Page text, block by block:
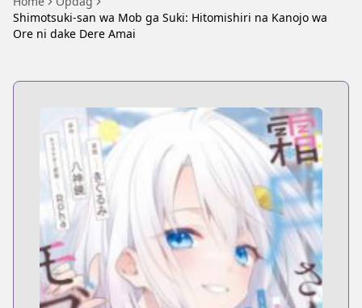
Shimotsuki-san wa Mob ga Suki: Hitomishiri na Kanojo wa
Ore ni dake Dere Amai